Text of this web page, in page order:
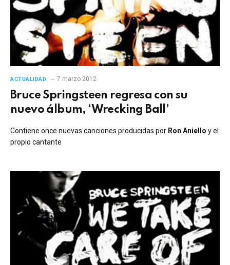
ACTUALIDAD 7 marzo 2012
Bruce Springsteen regresa con su
nuevo álbum, ‘Wrecking Ball’
Contiene once nuevas canciones producidas por Ron Aniello y el
propio cantante